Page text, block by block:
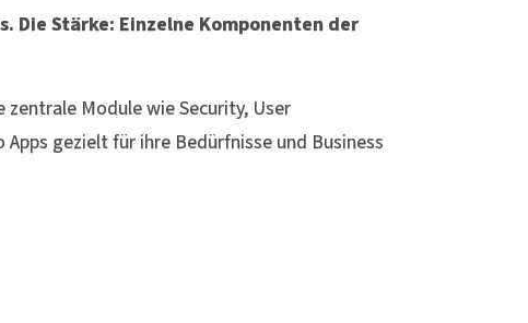
Die Stärke: Einzelne Komponenten der
Module wie Security, User
gezielt für ihre Bedürfnisse und Business